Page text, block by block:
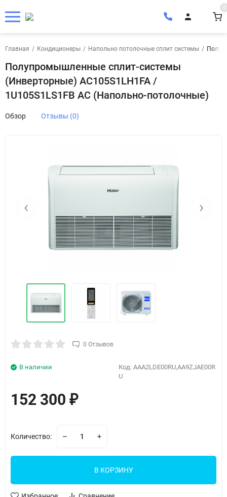
0
Главная / Кондиционеры / Напольно потолочные сплит системы /
Полупромышленные сплит-системы
(Инверторные) AC105S1LH1FA /
1U105S1LS1FB AC (Напольно-потолочные)
Обзор Отзывы (0)
‹ ›
0 Отзывов
Код: AAA2LDE00RU,AA9ZJAE00R
U
В наличии
152 300 ₽
Количество:
В КОРЗИНУ